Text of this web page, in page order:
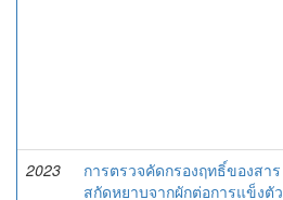
2023
การตรวจคัดกรองฤทธิ์ของสาร
สกัดหยาบจากผักต่อการแข็งตัว